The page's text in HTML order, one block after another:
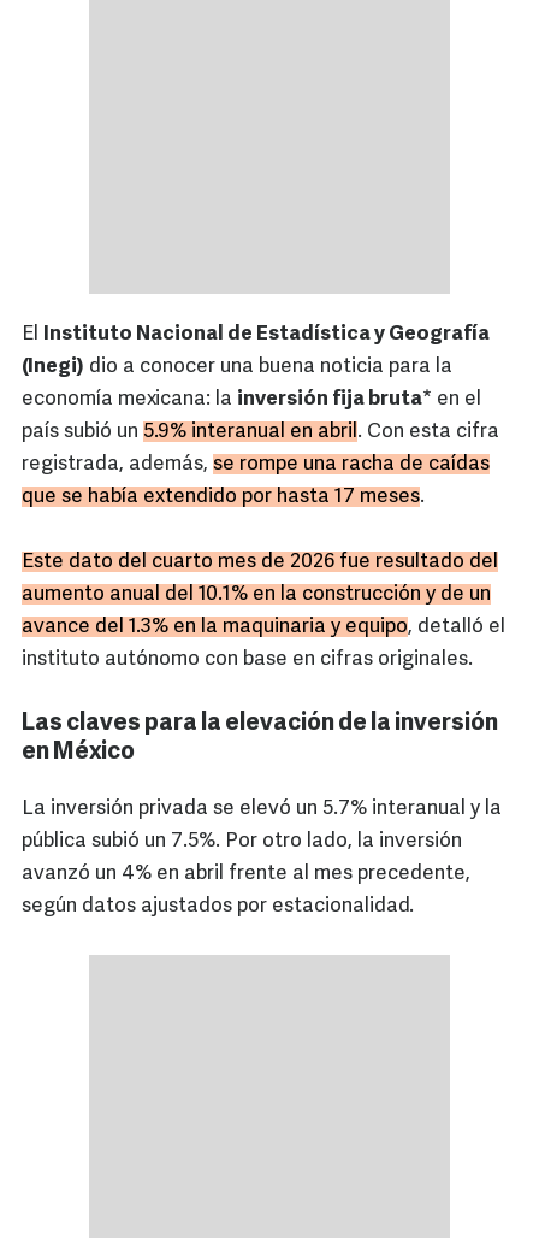
El Instituto Nacional de Estadística y Geografía
(Inegi) dio a conocer una buena noticia para la
economía mexicana: la inversión fija bruta* en el
país subió un 5.9% interanual en abril. Con esta cifra
registrada, además, se rompe una racha de caídas
que se había extendido por hasta 17 meses.
Este dato del cuarto mes de 2026 fue resultado del
aumento anual del 10.1% en la construcción y de un
avance del 1.3% en la maquinaria y equipo, detalló el
instituto autónomo con base en cifras originales.
Las claves para la elevación de la inversión
en México
La inversión privada se elevó un 5.7% interanual y la
pública subió un 7.5%. Por otro lado, la inversión
avanzó un 4% en abril frente al mes precedente,
según datos ajustados por estacionalidad.